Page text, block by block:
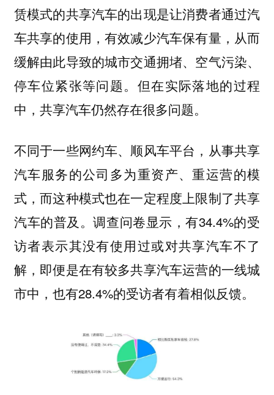
赁模式的共享汽车的出现是让消费者通过汽
车共享的使用，有效减少汽车保有量，从而
缓解由此导致的城市交通拥堵、空气污染、
停车位紧张等问题。但在实际落地的过程
中，共享汽车仍然存在很多问题。
不同于一些网约车、顺风车平台，从事共享
汽车服务的公司多为重资产、重运营的模
式，而这种模式也在一定程度上限制了共享
汽车的普及。调查问卷显示，有34.4%的受
访者表示其没有使用过或对共享汽车不了
解，即便是在有较多共享汽车运营的一线城
市中，也有28.4%的受访者有着相似反馈。